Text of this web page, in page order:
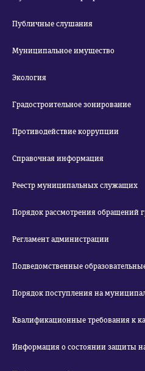
Публичные слушания
Муниципальное имущество
Экология
Градостроительное зонирование
Противодействие коррупции
Справочная информация
Реестр муниципальных служащих
Порядок рассмотрения обращений
Регламент администрации
Подведомственные
Порядок поступления на
Квалификационные требования к
Информация о состоянии защиты